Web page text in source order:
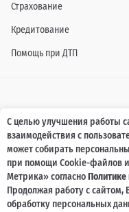
Страхование
Кредитование
Помощь при ДТП
Информация о технических
гамме и стоимости
их проведения, указанных на
характер и ни при каких
определяемой положениями
Российской Федерации. Для
©
С целью улучшения работы
взаимодействия с
может собирать
при помощи Cookie-файлов
Метрика» согласно
Продолжая работу с сайтом,
обработку персональных